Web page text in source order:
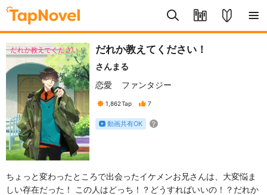
だれか教えてください！
さんまる
恋愛
ファンタジー
1,862Tap 7
動画共有OK
ちょっと変わったところで出会ったイケメンお兄さんは、大変悩ま
しい存在だった！ この人はどっち！？どうすればいいの！？だれか